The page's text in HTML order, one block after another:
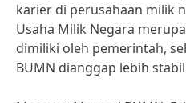
karier di perusahaan milik
Usaha Milik Negara
dimiliki oleh pemerintah,
BUMN dianggap lebih